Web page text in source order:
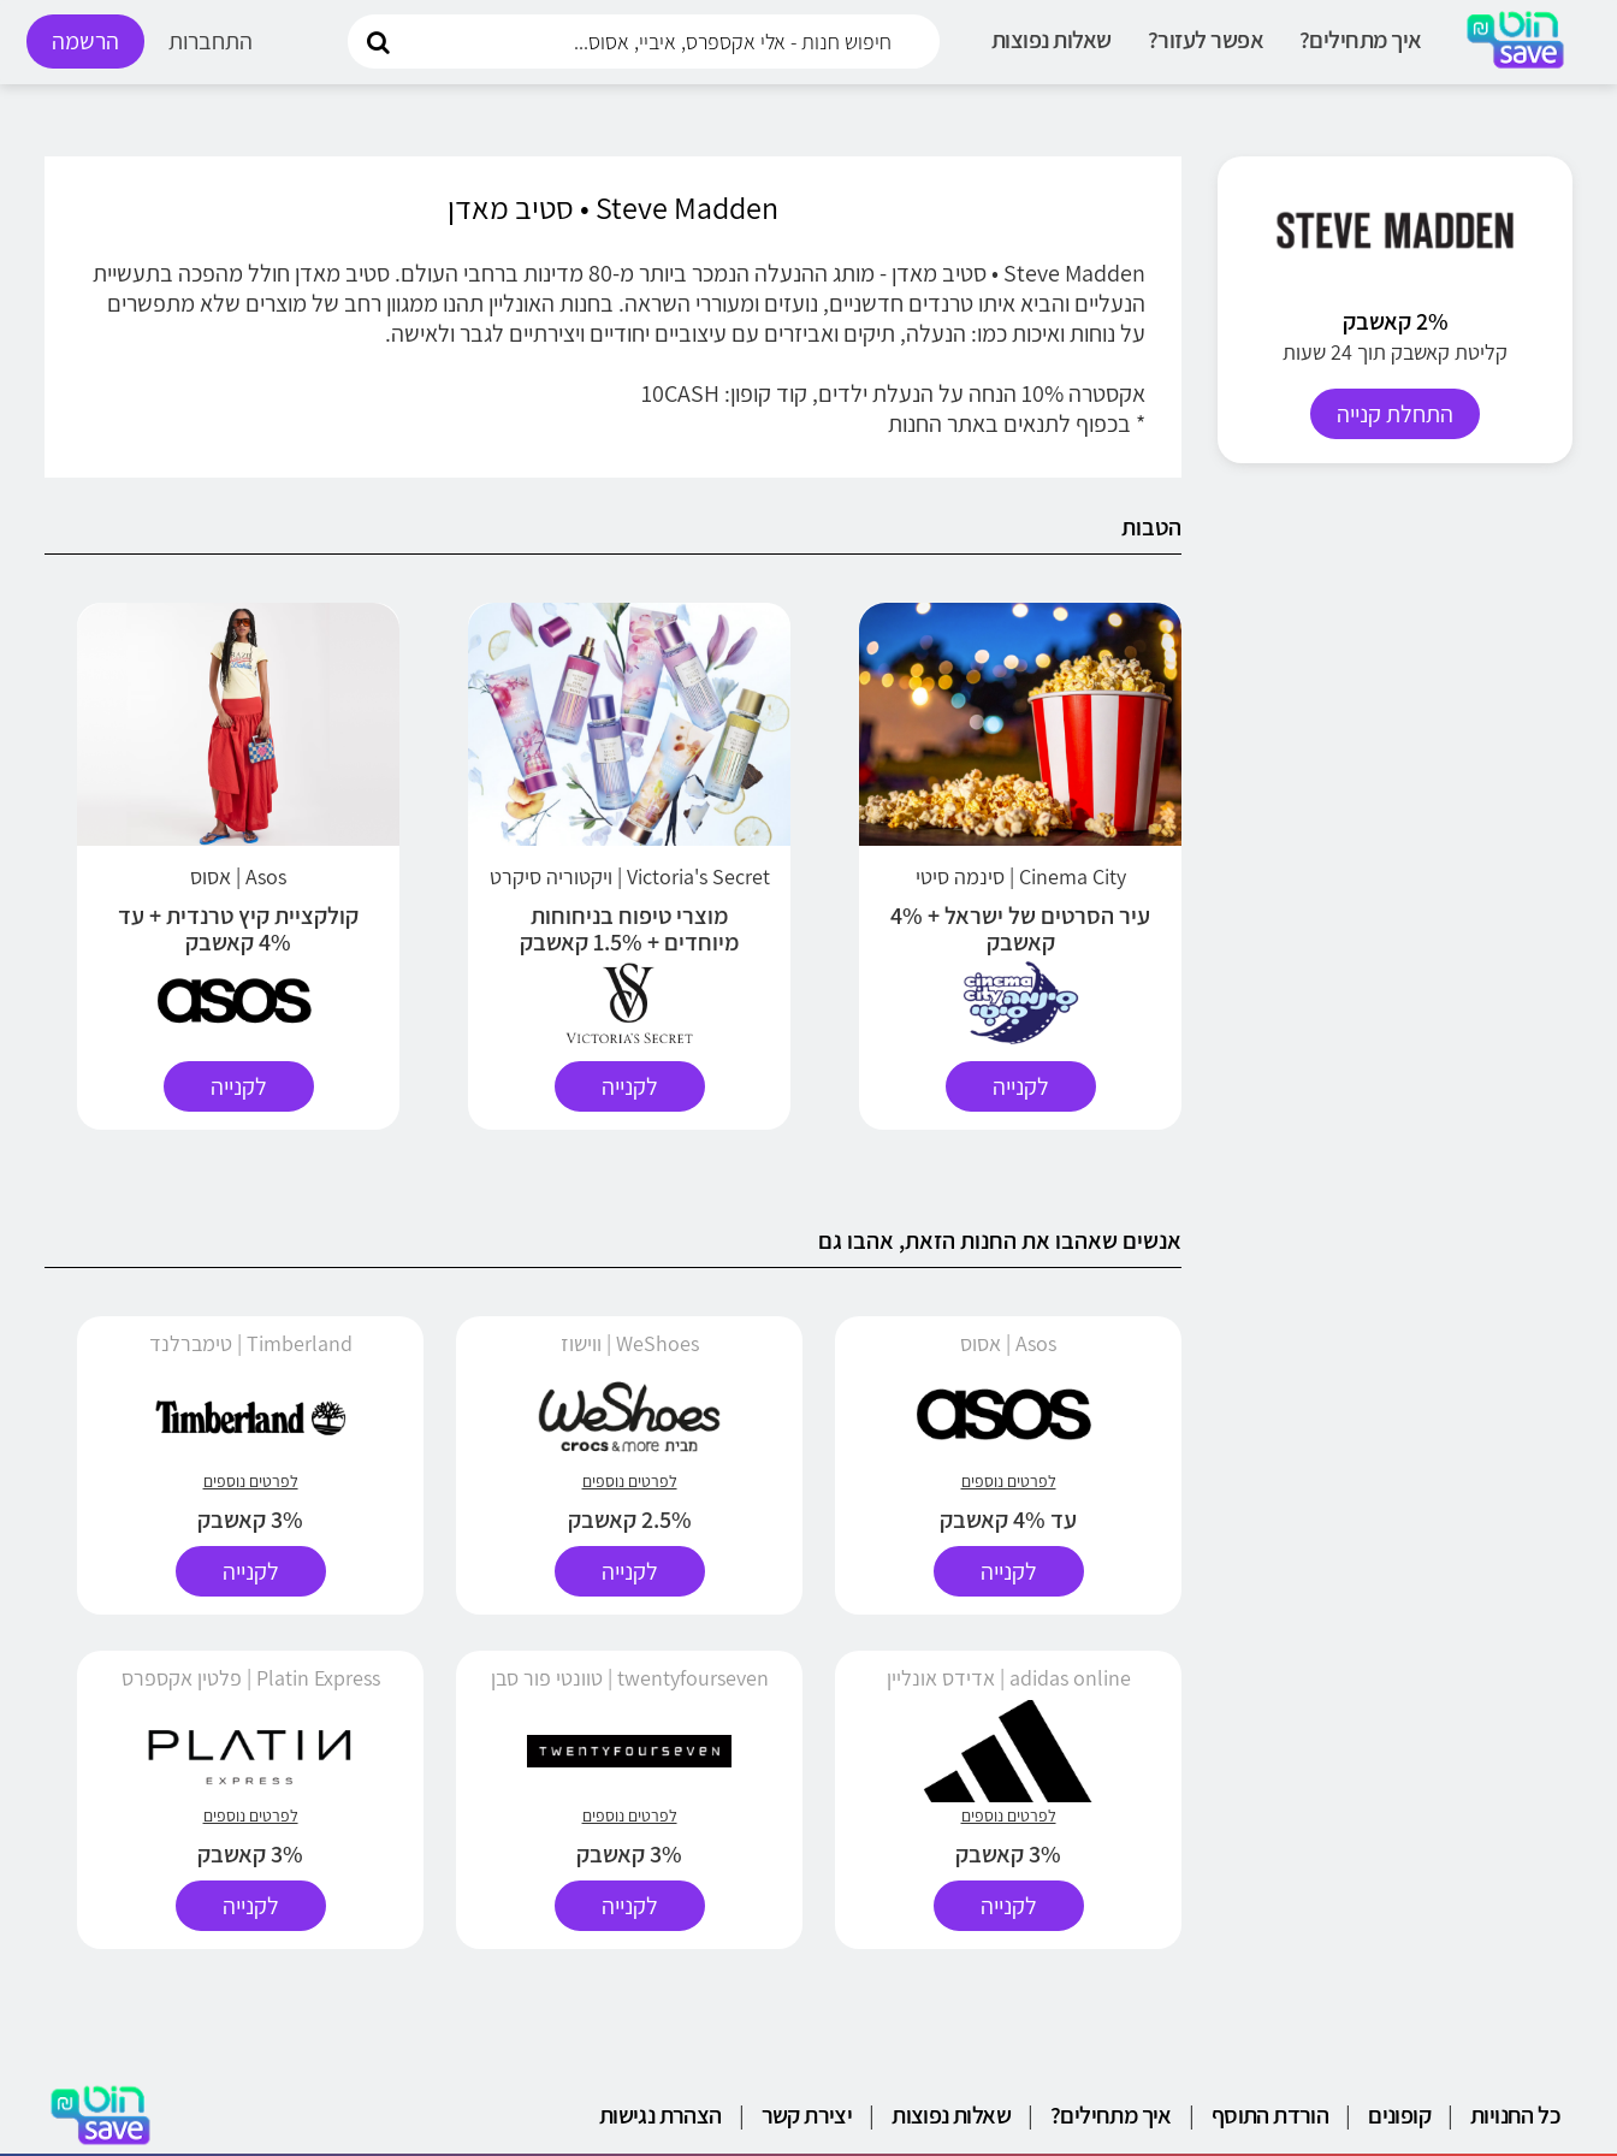
איך מתחילים? אפשר לעזור? שאלות נפוצות הרשמה התחברות
2% קאשבק
קליטת קאשבק תוך 24 שעות
התחלת קנייה
Steve Madden • סטיב מאדן
Steve Madden • סטיב מאדן - מותג ההנעלה הנמכר ביותר מ-80 מדינות ברחבי העולם. סטיב מאדן חולל מהפכה בתעשיית
הנעליים והביא איתו טרנדים חדשניים, נועזים ומעוררי השראה. בחנות האונליין תהנו ממגוון רחב של מוצרים שלא מתפשרים
על נוחות ואיכות כמו: הנעלה, תיקים ואביזרים עם עיצוביים יחודיים ויצירתיים לגבר ולאישה.
אקסטרה 10% הנחה על הנעלת ילדים, קוד קופון: 10CASH
* בכפוף לתנאים באתר החנות
הטבות
Cinema City | סינמה סיטי
עיר הסרטים של ישראל + 4%
קאשבק
לקנייה
Victoria's Secret | ויקטוריה סיקרט
מוצרי טיפוח בניחוחות
מיוחדים + 1.5% קאשבק
לקנייה
Asos | אסוס
קולקציית קיץ טרנדית + עד
4% קאשבק
לקנייה
אנשים שאהבו את החנות הזאת, אהבו גם
Asos | אסוס
לפרטים נוספים
עד 4% קאשבק
לקנייה
WeShoes | ווישוז
לפרטים נוספים
2.5% קאשבק
לקנייה
Timberland | טימברלנד
לפרטים נוספים
3% קאשבק
לקנייה
adidas online | אדידס אונליין
לפרטים נוספים
3% קאשבק
לקנייה
twentyfourseven | טוונטי פור סבן
לפרטים נוספים
3% קאשבק
לקנייה
Platin Express | פלטין אקספרס
לפרטים נוספים
3% קאשבק
לקנייה
כל החנויות | קופונים | הורדת התוסף | איך מתחילים? | שאלות נפוצות | יצירת קשר | הצהרת נגישות